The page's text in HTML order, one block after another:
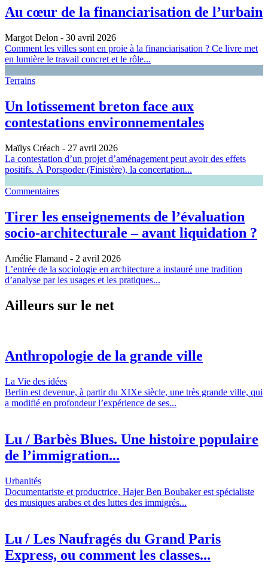
Au cœur de la financiarisation de l’urbain
Margot Delon - 30 avril 2026
Comment les villes sont en proie à la financiarisation ? Ce livre met
en lumière le travail concret et le rôle...
Terrains
Un lotissement breton face aux
contestations environnementales
Maïlys Créach - 27 avril 2026
La contestation d’un projet d’aménagement peut avoir des effets
positifs. À Porspoder (Finistère), la concertation...
Commentaires
Tirer les enseignements de l’évaluation
socio-architecturale – avant liquidation ?
Amélie Flamand - 2 avril 2026
L’entrée de la sociologie en architecture a instauré une tradition
d’analyse par les usages et les pratiques...
Ailleurs sur le net
Anthropologie de la grande ville
La Vie des idées
Berlin est devenue, à partir du XIXe siècle, une très grande ville, qui
a modifié en profondeur l’expérience de ses...
Lu / Barbès Blues. Une histoire populaire
de l’immigration...
Urbanités
Documentariste et productrice, Hajer Ben Boubaker est spécialiste
des musiques arabes et des luttes des immigrés...
Lu / Les Naufragés du Grand Paris
Express, ou comment les classes...